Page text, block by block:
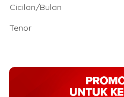
Cicilan/Bulan
Tenor